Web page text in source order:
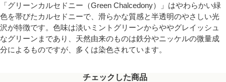
「グリーンカルセドニー（Green Chalcedony）」はやわらかい緑
色を帯びたカルセドニーで、滑らかな質感と半透明のやさしい光
沢が特徴です。色味は淡いミントグリーンからややグレイッシュ
なグリーンまであり、天然由来のものは鉄分やニッケルの微量成
分によるものですが、多くは染色されています。
チェックした商品